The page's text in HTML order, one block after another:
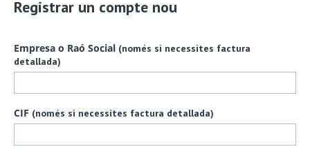
Registrar un compte nou
Empresa o Raó Social (només si necessites factura
detallada)
CIF (només si necessites factura detallada)